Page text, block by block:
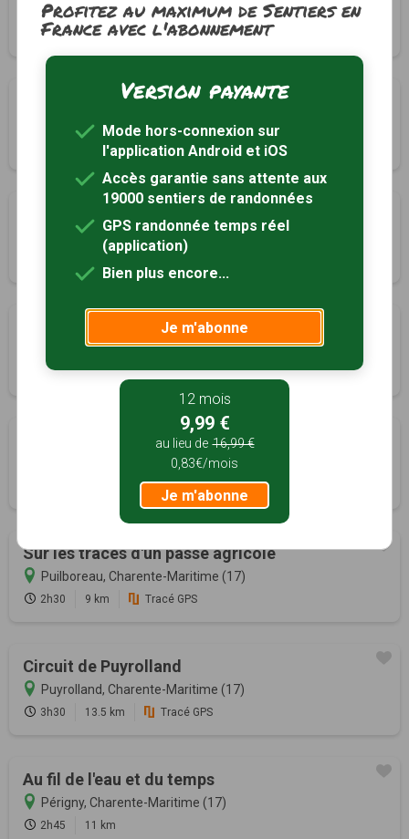
Lagord, Charente-Maritime (17)
1h45 7 km Tracé GPS
Au rythme des marais
Marsilly, Charente-Maritime (17)
9 km Tracé GPS
Au fil du Mignon
Mauzé-sur-le-Mignon, Deux-Sèvres (79)
Circuit 5 de Nachamps
Nachamps, Charente-Maritime (17)
3h00 12.4 km Tracé GPS
Paysages d'hier et d'aujourd'hui
Nieul-sur-Mer, Charente-Maritime (17)
Tracé GPS
Sur les traces d'un passé agricole
Puilboreau, Charente-Maritime (17)
2h30 9 km Tracé GPS
Circuit de Puyrolland
Puyrolland, Charente-Maritime (17)
3h30 13.5 km Tracé GPS
Au fil de l'eau et du temps
Périgny, Charente-Maritime (17)
2h45 11 km
Profitez au maximum de Sentiers en
France avec l'abonnement
Version payante
Mode hors-connexion sur
l'application Android et iOS
Accès garantie sans attente aux
19000 sentiers de randonnées
GPS randonnée temps réel
(application)
Bien plus encore...
Je m'abonne
12 mois
9,99 €
au lieu de 16,99 €
0,83€/mois
Je m'abonne